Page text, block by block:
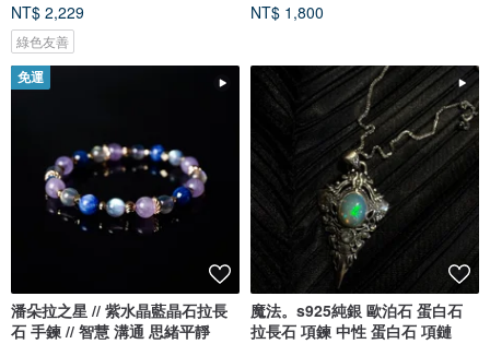
NT$ 2,229
綠色友善
NT$ 1,800
免運
潘朵拉之星 // 紫水晶藍晶石拉長
石 手鍊 // 智慧 溝通 思緒平靜
魔法。s925純銀 歐泊石 蛋白石
拉長石 項鍊 中性 蛋白石 項鏈